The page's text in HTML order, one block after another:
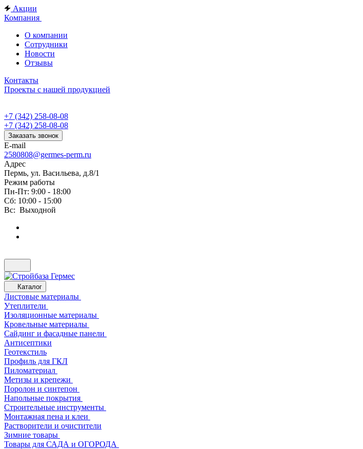
Акции
Компания
О компании
Сотрудники
Новости
Отзывы
Контакты
Проекты с нашей продукцией
+7 (342) 258-08-08
+7 (342) 258-08-08
Заказать звонок
E-mail
2580808@germes-perm.ru
Адрес
Пермь, ул. Васильева, д.8/1
Режим работы
Пн-Пт: 9:00 - 18:00
Сб: 10:00 - 15:00
Вс: Выходной
Каталог
Листовые материалы
Утеплители
Изоляционные материалы
Кровельные материалы
Сайдинг и фасадные панели
Антисептики
Геотекстиль
Профиль для ГКЛ
Пиломатериал
Метизы и крепежи
Поролон и синтепон
Напольные покрытия
Строительные инструменты
Монтажная пена и клеи
Растворители и очистители
Зимние товары
Товары для САДА и ОГОРОДА